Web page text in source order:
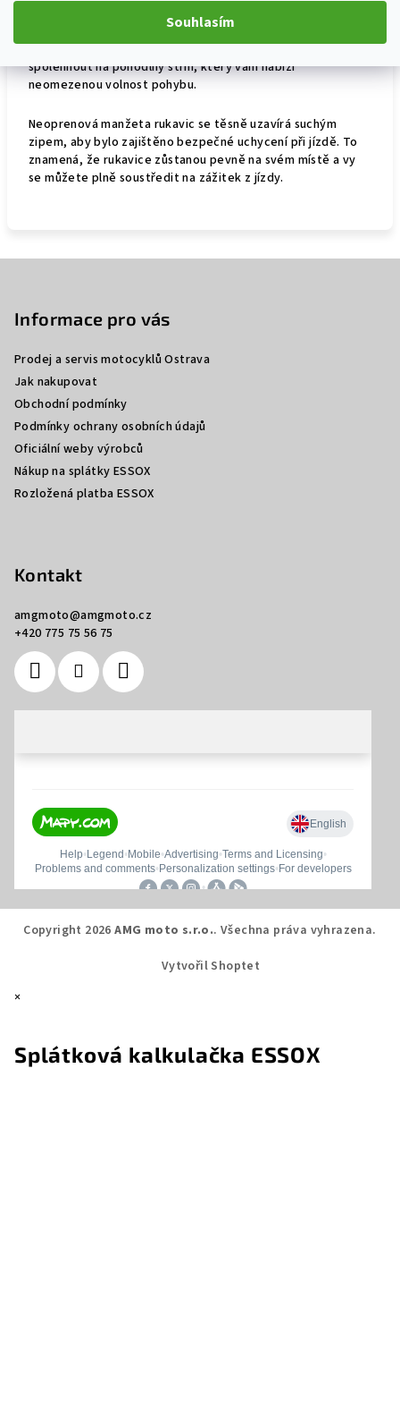
Souhlasím
zajišťuje vysokou
optimální ventilaci , což je
zejména nakrátké vzdálenosti v létě. Můžete se
spolehnout na pohodlný střih, který vám nabízí
neomezenou volnost pohybu.
Neoprenová manžeta rukavic se těsně uzavírá suchým
zipem, aby bylo zajištěno bezpečné uchycení při jízdě. To
znamená, že rukavice zůstanou pevně na svém místě a vy
se můžete plně soustředit na zážitek z jízdy.
Informace pro vás
Prodej a servis motocyklů Ostrava
Jak nakupovat
Obchodní podmínky
Podmínky ochrany osobních údajů
Oficiální weby výrobců
Nákup na splátky ESSOX
Rozložená platba ESSOX
Kontakt
amgmoto@amgmoto.cz
+420 775 75 56 75
Copyright 2026AMG moto s.r.o.. Všechna práva vyhrazena.
Vytvořil Shoptet
×
Splátková kalkulačka ESSOX